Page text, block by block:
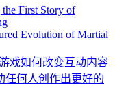
First Story of
Evolution of Martial
戏如何改变互动内容
任何人创作出更好的